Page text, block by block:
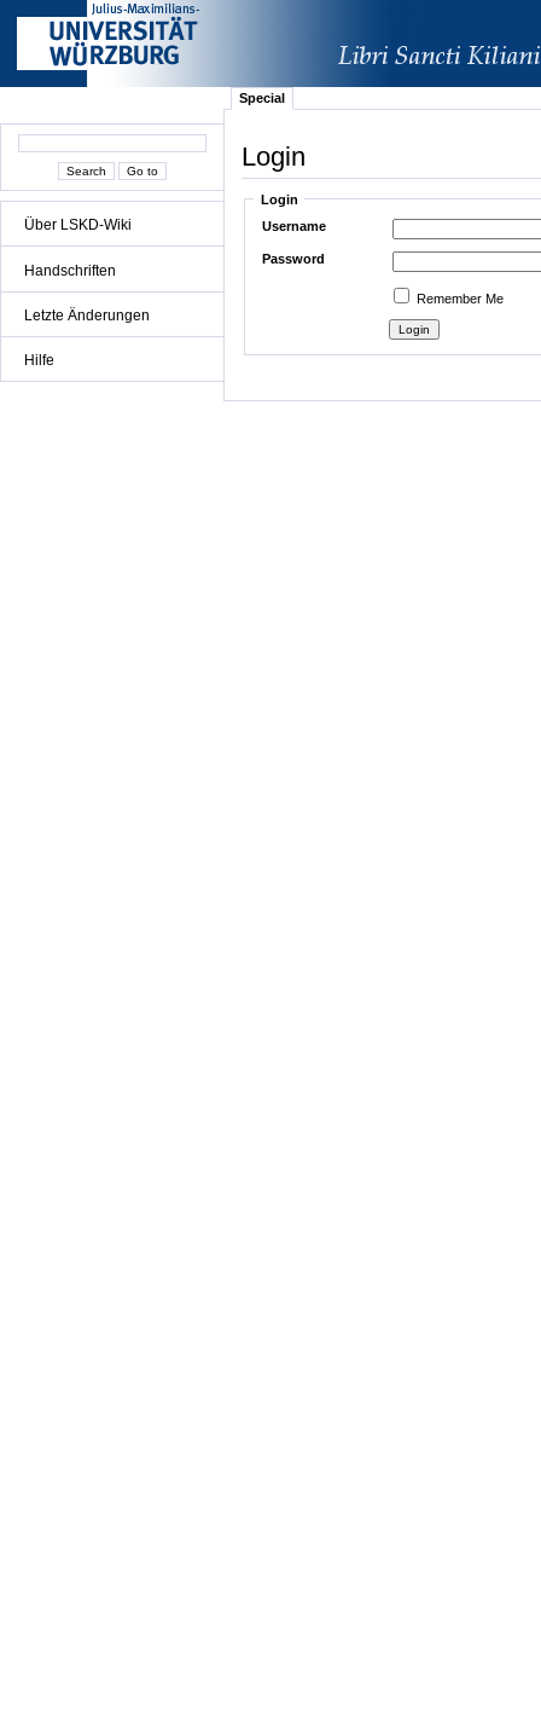
Über LSKD-Wiki
Handschriften
Letzte Änderungen
Hilfe
Special
Login
Login
Username
Password
Remember Me